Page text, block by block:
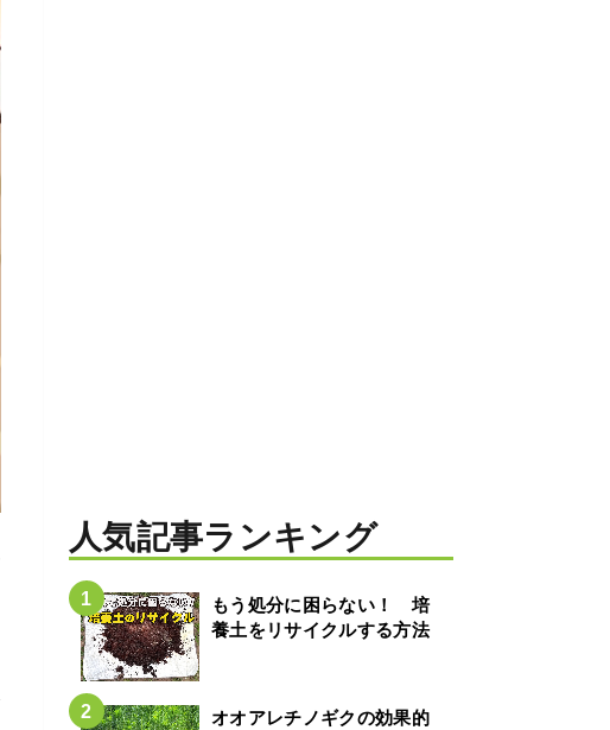
人気記事ランキング
もう処分に困らない！ 培
養土をリサイクルする方法
オオアレチノギクの効果的